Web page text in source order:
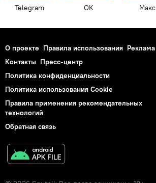
Telegram OK Макс
О проекте Правила использования Реклама
Контакты Пресс-центр
Политика конфиденциальности
Политика использования Cookie
Правила применения рекомендательных
технологий
Обратная связь